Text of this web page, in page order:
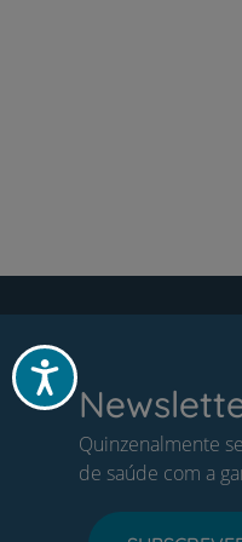
Acessibilidade
Quinzenalmente
de saúde com a